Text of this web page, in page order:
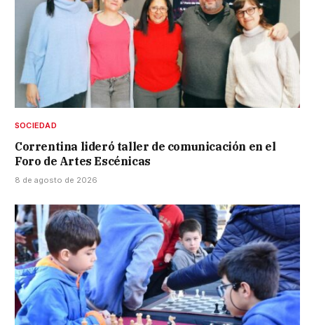
SOCIEDAD
Correntina lideró taller de comunicación en el
Foro de Artes Escénicas
8 de agosto de 2026